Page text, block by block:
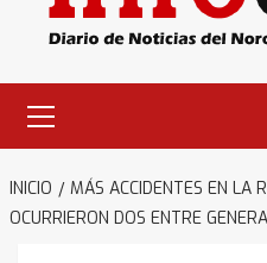
primario
INICIO
MÁS ACCIDENTES EN LA
OCURRIERON DOS ENTRE